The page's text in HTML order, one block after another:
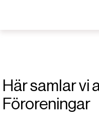
Här samlar vi
Föroreningar